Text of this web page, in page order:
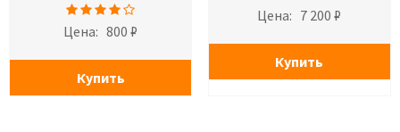
Цена: 800 ₽
Купить
Цена: 7 200 ₽
Купить